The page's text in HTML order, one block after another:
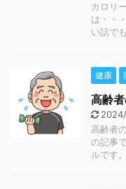
カロリ
は・・
い話で
健康
高齢
高齢者
の記事
ルです